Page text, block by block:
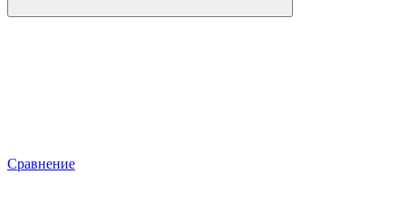
Сравнение